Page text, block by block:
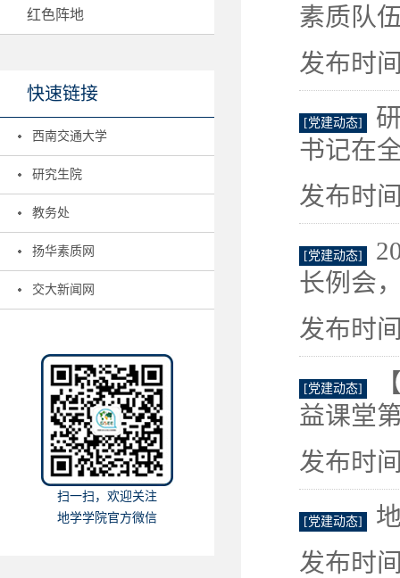
红色阵地
快速链接
西南交通大学
研究生院
教务处
扬华素质网
交大新闻网
扫一扫，欢迎关注
地学学院官方微信
素质队
发布时
[党建动态]
书记在
发布时
[党建动态]
长例会
发布时
[党建动态]
益课堂
发布时
[党建动态]
发布时